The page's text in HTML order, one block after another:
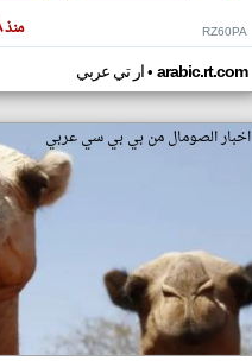
منذ ٨ أيام RZ60PA
ار تي عربي• arabic.rt.com
اخبار الصومال من بي بي سي عربي